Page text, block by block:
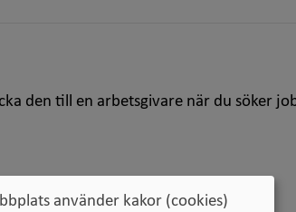
den till en arbetsgivare när du söker
använder kakor (cookies)